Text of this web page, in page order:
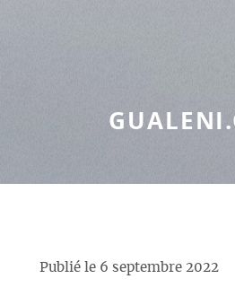
Publié le 6 septembre 2022